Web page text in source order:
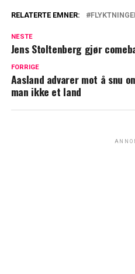
RELATERTE EMNER:
NESTE
Jens Stoltenberg gjør
FORRIGE
Aasland advarer mot å snu
man ikke et land